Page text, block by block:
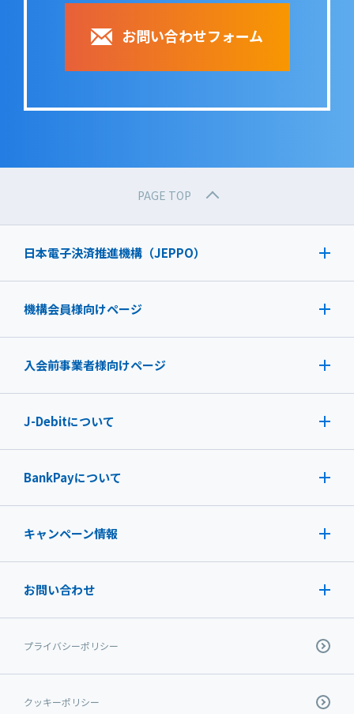
お問い合わせフォーム
PAGE TOP
日本電子決済推進機構（JEPPO）
機構会員様向けページ
入会前事業者様向けページ
J-Debitについて
BankPayについて
キャンペーン情報
お問い合わせ
プライバシーポリシー
クッキーポリシー